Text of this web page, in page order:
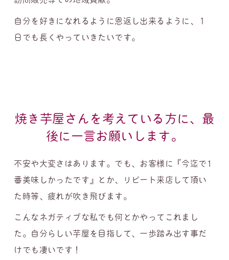
自分を好きになれるように恩返し出来るように、１
日でも長くやっていきたいです。
焼き芋屋さんを考えている方に、最
後に一言お願いします。
不安や大変さはあります。でも、お客様に『今迄で1
番美味しかったです』とか、リピート来店して頂い
た時等、疲れが吹き飛びます。
こんなネガティブな私でも何とかやってこれまし
た。自分らしい芋屋を目指して、一歩踏み出す事だ
けでも凄いです！